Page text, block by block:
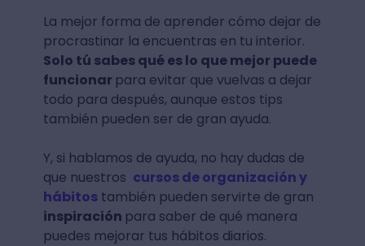
La mejor forma de aprender cómo dejar de
procrastinar la encuentras en tu interior.
Solo tú sabes qué es lo que mejor puede
funcionar para evitar que vuelvas a dejar
todo para después, aunque estos tips
también pueden ser de gran ayuda.
Y, si hablamos de ayuda, no hay dudas de
que nuestros cursos de organización y
hábitostambién pueden servirte de gran
inspiración para saber de qué manera
puedes mejorar tus hábitos diarios.